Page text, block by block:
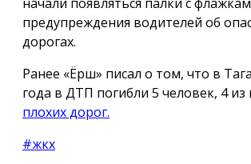
предупреждения водителей об
дорогах.
Ранее «Ёрш» писал о том, что в
года в ДТП погибли 5 человек, 4
плохих дорог.
#жкх